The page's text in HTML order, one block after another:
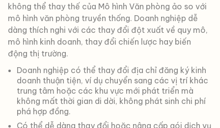
không thể thay thế của Mô hình Văn phòng ảo so với
mô hình văn phòng truyền thống. Doanh nghiệp dễ
dàng thích nghi với các thay đổi đột xuất về quy mô,
mô hình kinh doanh, thay đổi chiến lược hay biến
động thị trường.
Doanh nghiệp có thể thay đổi địa chỉ đăng ký kinh
doanh thuận tiện, ví dụ chuyển sang các vị trí khác
trung tâm hoặc các khu vực mới phát triển mà
không mất thời gian di dời, không phát sinh chi phí
phá hợp đồng.
Có thể dễ dàng thay đổi hoặc nâng cấp gói dịch vụ